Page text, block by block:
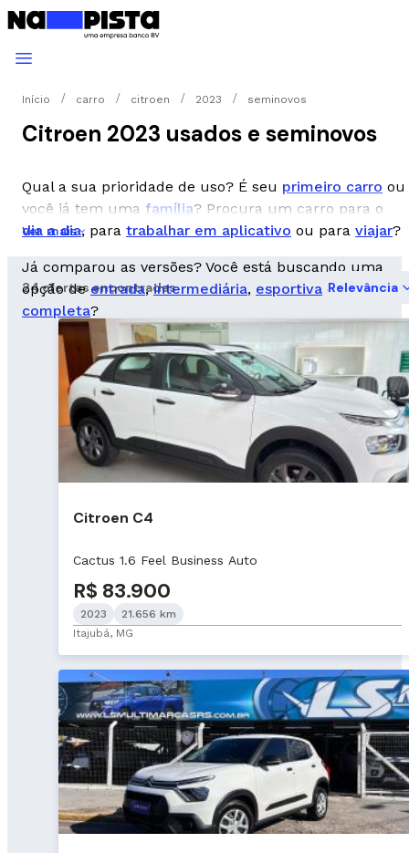
Início carro citroen 2023 seminovos
Citroen 2023 usados e seminovos
Qual a sua prioridade de uso? É seu primeiro carro ou
você já tem uma família? Procura um carro para o
dia a dia, para trabalhar em aplicativo ou para viajar?
Já comparou as versões? Você está buscando uma
opção deentrada,intermediária, esportiva ou
completa?
Ver mais
24 ofertas encontradas Relevância
Citroen C4
Cactus 1.6 Feel Business Auto
R$ 83.900
2023
21.656 km
Itajubá, MG